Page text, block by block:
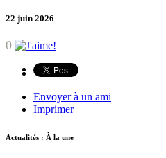
22 juin 2026
0
Envoyer à un ami
Imprimer
Actualités : À la une